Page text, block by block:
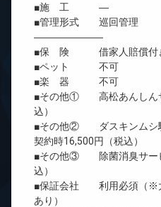
■施 工 ―
■管理形式 巡回管理
―――――――
■保 険 借家人賠償付き
■ペット 不可
■楽 器 不可
■その他① 高松あんしん
込）
■その他② ダスキンムシ
契約時16,500円（税込）
■その他③ 除菌消臭サー
込）
■保証会社 利用必須（※
あり）